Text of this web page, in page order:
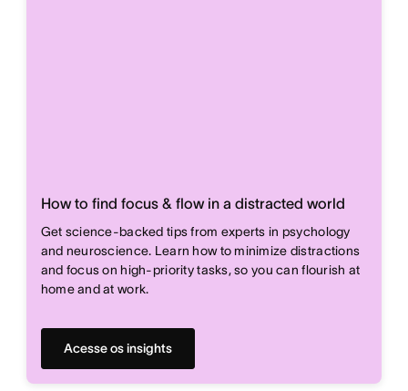
How to find focus & flow in a distracted world
Get science-backed tips from experts in psychology
and neuroscience. Learn how to minimize distractions
and focus on high-priority tasks, so you can flourish at
home and at work.
Acesse os insights